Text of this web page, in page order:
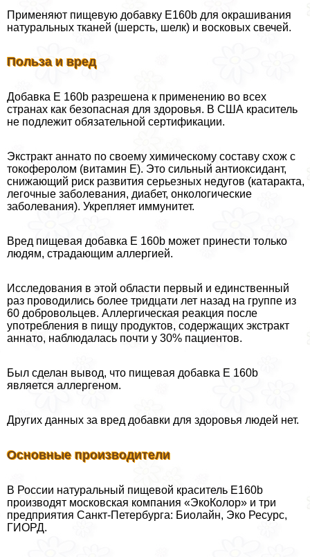
Применяют пищевую добавку E160b для окрашивания
натуральных тканей (шерсть, шелк) и восковых свечей.
Польза и вред
Добавка Е 160b разрешена к применению во всех
странах как безопасная для здоровья. В США краситель
не подлежит обязательной сертификации.
Экстpaкт аннато по своему химическому составу схож с
токоферолом (витамин Е). Это сильный антиоксидант,
снижающий риск развития серьезных недугов (катаpaкта,
легочные заболевания, диабет, oнкoлoгические
заболевания). Укрепляет иммунитет.
Вред пищевая добавка Е 160b может принести только
людям, страдающим аллергией.
Исследования в этой области первый и единственный
раз проводились более тридцати лет назад на группе из
60 добровольцев. Аллергическая реакция после
употрeбления в пищу продуктов, содержащих экстpaкт
аннато, наблюдалась почти у 30% пациентов.
Был сделан вывод, что пищевая добавка Е 160b
является аллергеном.
Других данных за вред добавки для здоровья людей нет.
Основные производители
В России натуральный пищевой краситель E160b
производят московская компания «ЭкоКолор» и три
предприятия Санкт-Петербурга: Биолайн, Эко Ресурс,
ГИОРД.